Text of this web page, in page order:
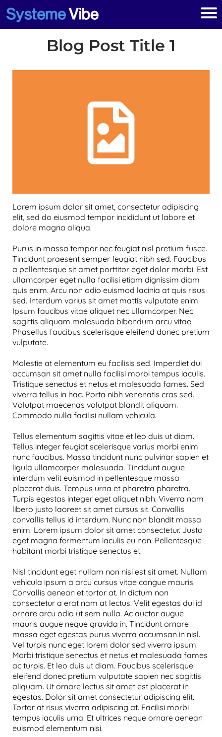
Blog Post Title 1
Lorem ipsum dolor sit amet, consectetur adipiscing
elit, sed do eiusmod tempor incididunt ut labore et
dolore magna aliqua.
Purus in massa tempor nec feugiat nisl pretium fusce.
Tincidunt praesent semper feugiat nibh sed. Faucibus
a pellentesque sit amet porttitor eget dolor morbi. Est
ullamcorper eget nulla facilisi etiam dignissim diam
quis enim. Arcu non odio euismod lacinia at quis risus
sed. Interdum varius sit amet mattis vulputate enim.
Ipsum faucibus vitae aliquet nec ullamcorper. Nec
sagittis aliquam malesuada bibendum arcu vitae.
Phasellus faucibus scelerisque eleifend donec pretium
vulputate.
Molestie at elementum eu facilisis sed. Imperdiet dui
accumsan sit amet nulla facilisi morbi tempus iaculis.
Tristique senectus et netus et malesuada fames. Sed
viverra tellus in hac. Porta nibh venenatis cras sed.
Volutpat maecenas volutpat blandit aliquam.
Commodo nulla facilisi nullam vehicula.
Tellus elementum sagittis vitae et leo duis ut diam.
Tellus integer feugiat scelerisque varius morbi enim
nunc faucibus. Massa tincidunt nunc pulvinar sapien et
ligula ullamcorper malesuada. Tincidunt augue
interdum velit euismod in pellentesque massa
placerat duis. Tempus urna et pharetra pharetra.
Turpis egestas integer eget aliquet nibh. Viverra nam
libero justo laoreet sit amet cursus sit. Convallis
convallis tellus id interdum. Nunc non blandit massa
enim. Lorem ipsum dolor sit amet consectetur. Justo
eget magna fermentum iaculis eu non. Pellentesque
habitant morbi tristique senectus et.
Nisl tincidunt eget nullam non nisi est sit amet. Nullam
vehicula ipsum a arcu cursus vitae congue mauris.
Convallis aenean et tortor at. In dictum non
consectetur a erat nam at lectus. Velit egestas dui id
ornare arcu odio ut sem nulla. Ac auctor augue
mauris augue neque gravida in. Tincidunt ornare
massa eget egestas purus viverra accumsan in nisl.
Vel turpis nunc eget lorem dolor sed viverra ipsum.
Morbi tristique senectus et netus et malesuada fames
ac turpis. Et leo duis ut diam. Faucibus scelerisque
eleifend donec pretium vulputate sapien nec sagittis
aliquam. Ut ornare lectus sit amet est placerat in
egestas. Dolor sit amet consectetur adipiscing elit.
Tortor at risus viverra adipiscing at. Facilisi morbi
tempus iaculis urna. Et ultrices neque ornare aenean
euismod elementum nisi.